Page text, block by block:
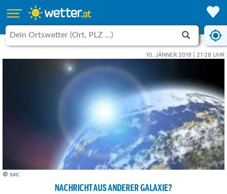
10. JÄNNER 2019 | 21:28 UHR
© sxc
NACHRICHT AUS ANDERER GALAXIE?